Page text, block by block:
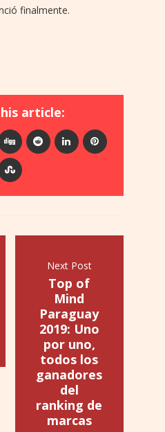
finalmente.
article:
Next Post
Top of
Mind
Paraguay
2019: Uno
por uno,
todos los
ganadores
del
ranking de
marcas